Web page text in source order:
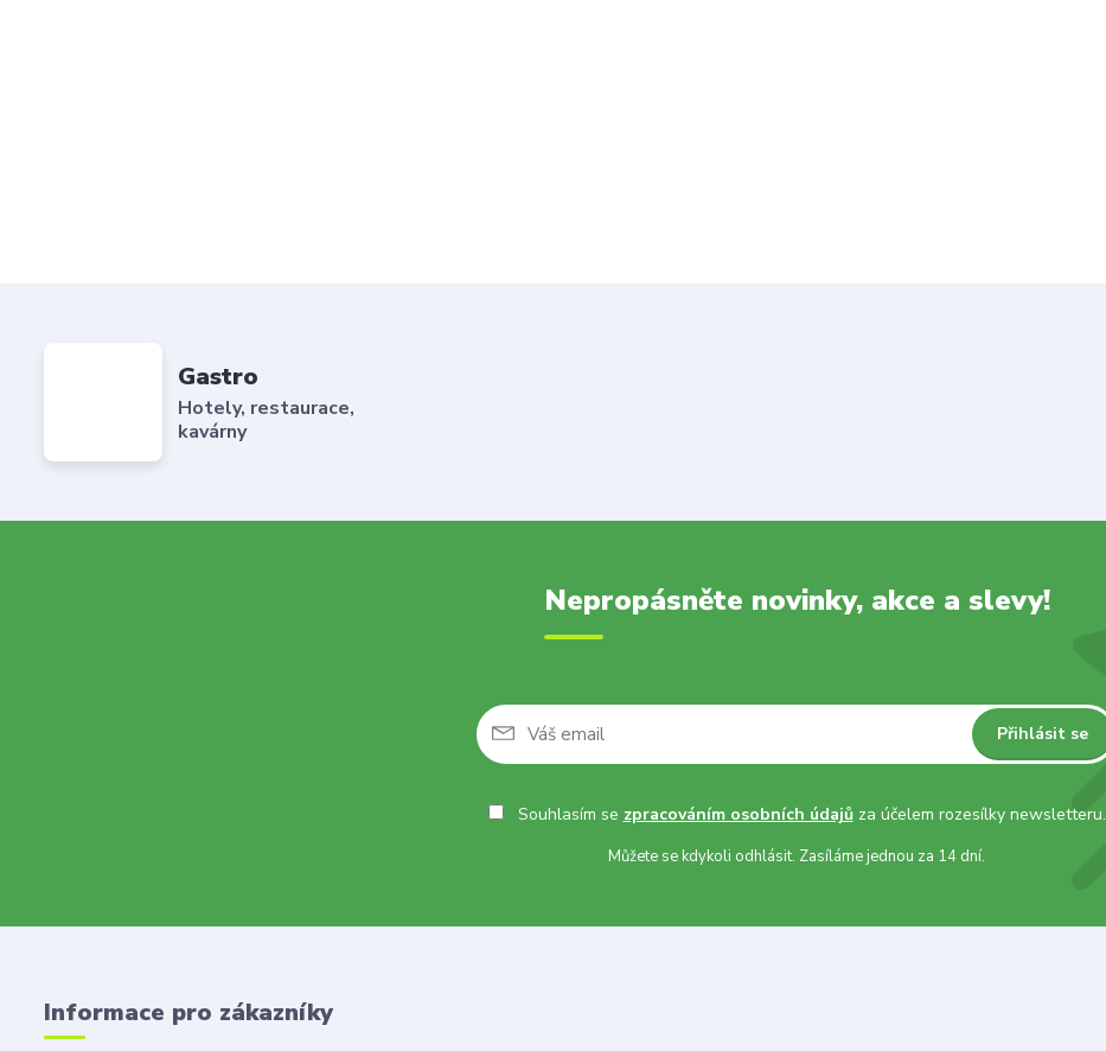
Gastro
Hotely, restaurace,
kavárny
Nepropásněte novinky, akce a slevy!
Přihlásit se
Souhlasím se zpracováním osobních údajůza účelem rozesílky newsletteru.
Můžete se kdykoli odhlásit. Zasíláme jednou za 14 dní.
Informace pro zákazníky